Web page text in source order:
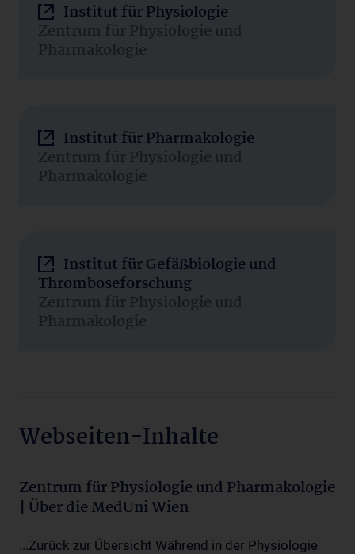
Institut für Physiologie
Zentrum für Physiologie und
Pharmakologie
Institut für Pharmakologie
Zentrum für Physiologie und
Pharmakologie
Institut für Gefäßbiologie und
Thromboseforschung
Zentrum für Physiologie und
Pharmakologie
Webseiten-Inhalte
Zentrum für Physiologie und Pharmakologie
| Über die MedUni Wien
...Zurück zur Übersicht Während in der Physiologie